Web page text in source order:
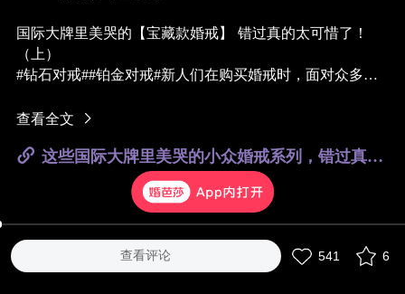
国际大牌里美哭的【宝藏款婚戒】 错过真的太可惜了！
（上）
#钻石对戒##铂金对戒#新人们在购买婚戒时，面对众多品
挑大牌经典款入手虽说不会出错，但又太容易撞款。为了
该会对你的胃口！
除了易撞款的LOVE系列，他家还有超多好看的婚戒款式。
1895系列的结婚对戒精致秀气，小钻镶嵌超显气质，适合
日常佩戴，单颗钻的性价比最高💍
查看全文
这些国际大牌里美哭的小众婚戒系列，错过真的太可惜了！
查看评论 541 6